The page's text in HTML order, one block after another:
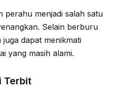
perahu menjadi salah satu
Selain berburu
dapat menikmati
yang masih alami.
Terbit